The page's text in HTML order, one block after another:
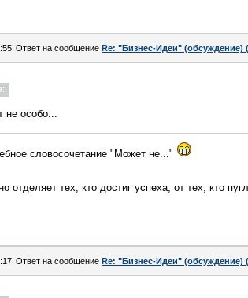
Ответ на сообщение Re: "Бизнес-Идеи" (обсуждение)
не особо...
словосочетание "Может не..."
отделяет тех, кто достиг успеха, от тех, кто
Ответ на сообщение Re: "Бизнес-Идеи" (обсуждение)